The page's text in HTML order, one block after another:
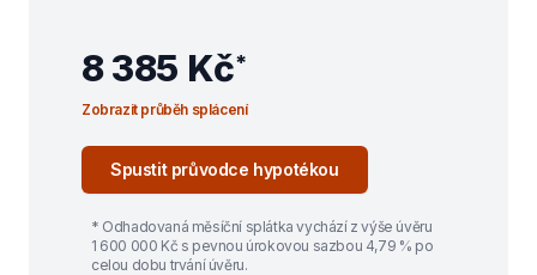
8 385 Kč*
Zobrazit průběh splácení
Spustit průvodce hypotékou
* Odhadovaná měsíční splátka vychází z výše úvěru
1 600 000 Kč s pevnou úrokovou sazbou 4,79 % po
celou dobu trvání úvěru.